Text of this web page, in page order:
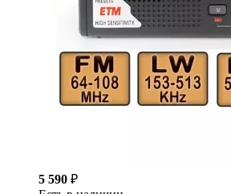
5 590 ₽